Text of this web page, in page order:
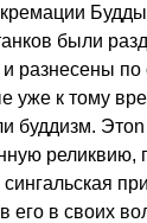
были
и разнесены по
уже к тому
буддизм. Этоn
реликвию,
сингальская
его в своих